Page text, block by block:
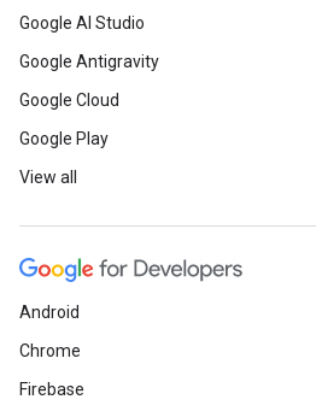
Google AI Studio
Google Antigravity
Google Cloud
Google Play
View all
Android
Chrome
Firebase